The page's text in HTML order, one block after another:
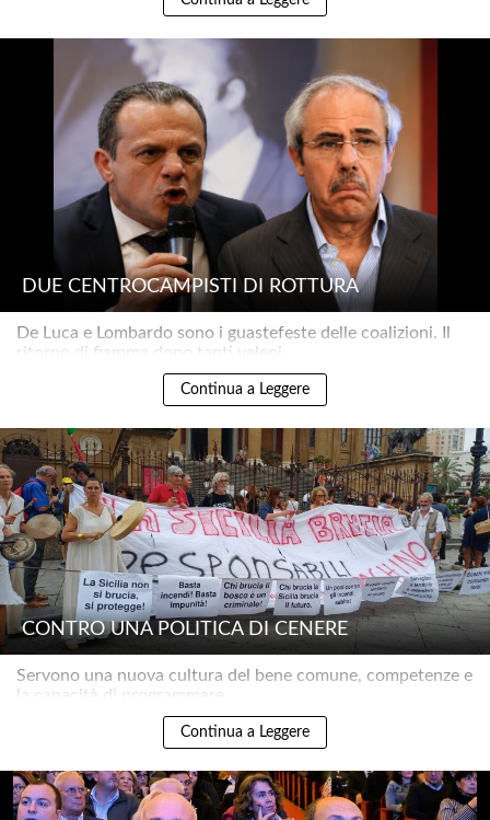
DUE CENTROCAMPISTI DI ROTTURA
De Luca e Lombardo sono i guastefeste delle coalizioni. Il
ritorno di fiamma dopo tanti veleni..
Continua a Leggere
CONTRO UNA POLITICA DI CENERE
Servono una nuova cultura del bene comune, competenze e
la capacità di programmare..
Continua a Leggere